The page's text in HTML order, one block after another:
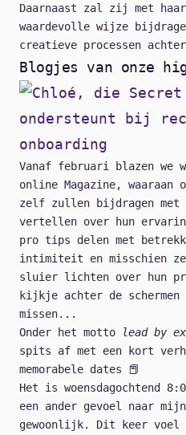
Daarnaast zal zij met
waardevolle wijze
creatieve processen achter
Blogjes van onze
Vanaf februari blazen we
online Magazine, waaraan
zelf zullen bijdragen met
vertellen over hun
pro tips delen met
intimiteit en misschien
sluier lichten over hun
kijkje achter de
missen...
Onder het motto
lead by
spits af met een kort
memorabele dates 📕
Het is woensdagochtend
een ander gevoel naar
gewoonlijk. Dit keer voel